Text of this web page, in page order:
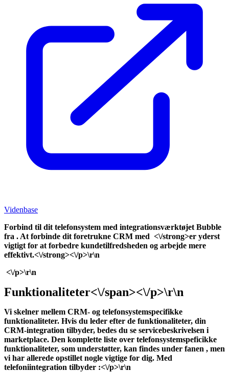
Videnbase
Forbind til dit telefonsystem med integrationsværktøjet Bubble
fra . At forbinde dit foretrukne CRM med <\/strong>er yderst
vigtigt for at forbedre kundetilfredsheden og arbejde mere
effektivt.<\/strong><\/p>\r\n
<\/p>\r\n
Funktionaliteter<\/span><\/p>\r\n
Vi skelner mellem CRM- og telefonsystemspecifikke
funktionaliteter. Hvis du leder efter de funktionaliteter, din
CRM-integration tilbyder, bedes du se servicebeskrivelsen i
marketplace. Den komplette liste over telefonsystemspeficikke
funktionaliteter, som understøtter, kan findes under fanen , men
vi har allerede opstillet nogle vigtige for dig. Med
telefoniintegration tilbyder :<\/p>\r\n